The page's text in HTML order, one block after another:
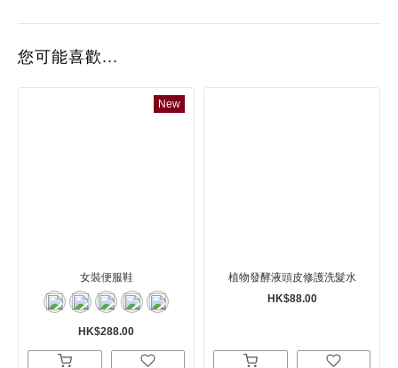
您可能喜歡...
New
女裝便服鞋
HK$288.00
植物發酵液頭皮修護洗髮水
HK$88.00